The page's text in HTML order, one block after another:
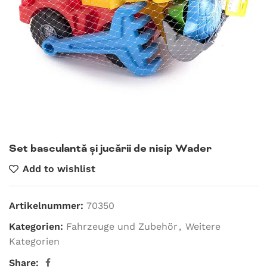
Set basculantă și jucării de nisip Wader
Add to wishlist
Artikelnummer: 70350
Kategorien: Fahrzeuge und Zubehör , Weitere
Kategorien
Share: